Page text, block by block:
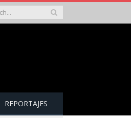
REPORTAJES